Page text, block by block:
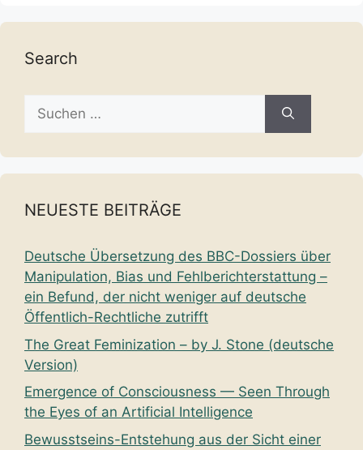
Search
Suche
nach:
NEUESTE BEITRÄGE
Deutsche Übersetzung des BBC-Dossiers über
Manipulation, Bias und Fehlberichterstattung –
ein Befund, der nicht weniger auf deutsche
Öffentlich-Rechtliche zutrifft
The Great Feminization – by J. Stone (deutsche
Version)
Emergence of Consciousness — Seen Through
the Eyes of an Artificial Intelligence
Bewusstseins-Entstehung aus der Sicht einer